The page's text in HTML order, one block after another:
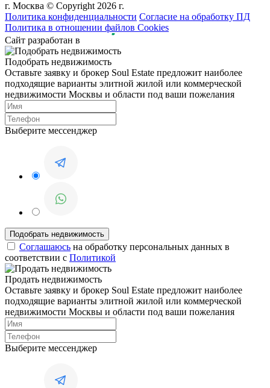
г. Москва © Copyright 2026 г.
Политика конфиденциальности Согласие на обработку ПД
Политика в отношении файлов Cookies
Сайт разработан в
Подобрать недвижимость
Оставьте заявку и брокер Soul Estate предложит наиболее
подходящие варианты элитной жилой или коммерческой
недвижимости Москвы и области под ваши пожелания
Выберите мессенджер
Соглашаюсь на обработку персональных данных в
соответствии с Политикой
Продать недвижимость
Оставьте заявку и брокер Soul Estate предложит наиболее
подходящие варианты элитной жилой или коммерческой
недвижимости Москвы и области под ваши пожелания
Выберите мессенджер